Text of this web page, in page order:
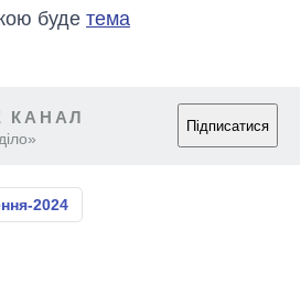
буде тема
КАНАЛ Підписатися
2024